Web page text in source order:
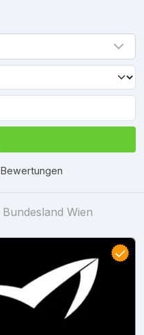
Bewertungen
Bundesland Wien